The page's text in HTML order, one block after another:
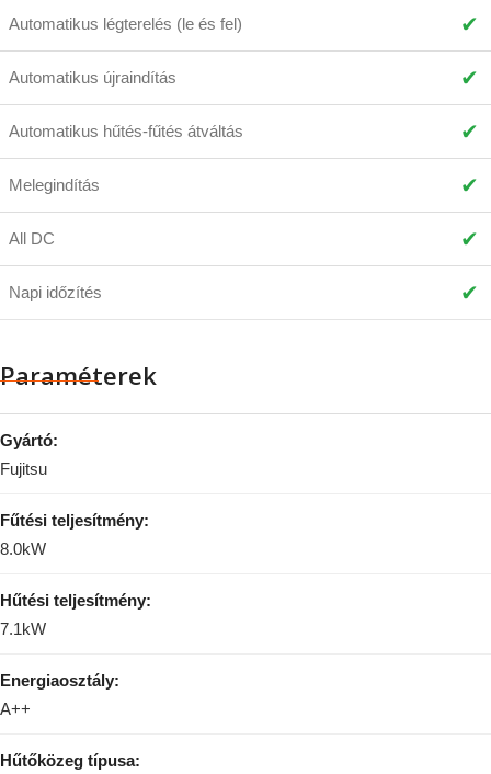
Automatikus légterelés (le és fel) ✔
Automatikus újraindítás ✔
Automatikus hűtés-fűtés átváltás ✔
Melegindítás ✔
All DC ✔
Napi időzítés ✔
Paraméterek
Gyártó:
Fujitsu
Fűtési teljesítmény:
8.0kW
Hűtési teljesítmény:
7.1kW
Energiaosztály:
A++
Hűtőközeg típusa: